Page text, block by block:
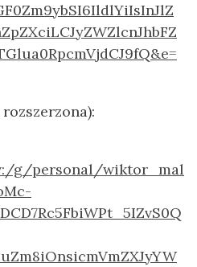
g/personal/wiktor_mal